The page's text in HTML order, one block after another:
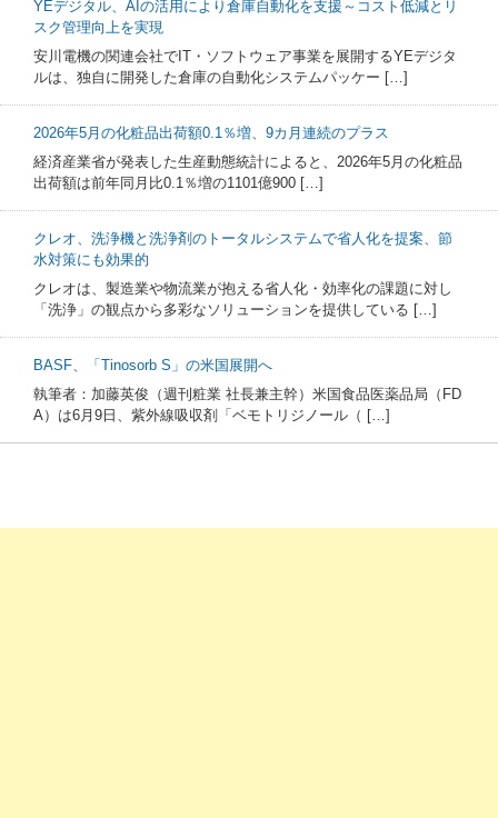
YEデジタル、AIの活用により倉庫自動化を支援～コスト低減とリ
スク管理向上を実現
安川電機の関連会社でIT・ソフトウェア事業を展開するYEデジタ
ルは、独自に開発した倉庫の自動化システムパッケー […]
2026年5月の化粧品出荷額0.1％増、9カ月連続のプラス
経済産業省が発表した生産動態統計によると、2026年5月の化粧品
出荷額は前年同月比0.1％増の1101億900 […]
クレオ、洗浄機と洗浄剤のトータルシステムで省人化を提案、節
水対策にも効果的
クレオは、製造業や物流業が抱える省人化・効率化の課題に対し
「洗浄」の観点から多彩なソリューションを提供している […]
BASF、「Tinosorb S」の米国展開へ
執筆者：加藤英俊（週刊粧業 社長兼主幹）米国食品医薬品局（FD
A）は6月9日、紫外線吸収剤「ベモトリジノール（ […]